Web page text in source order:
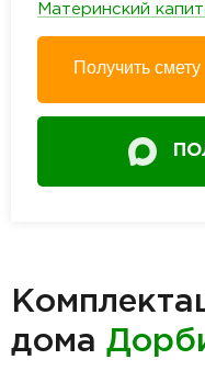
Материнский
Получить смету
дома